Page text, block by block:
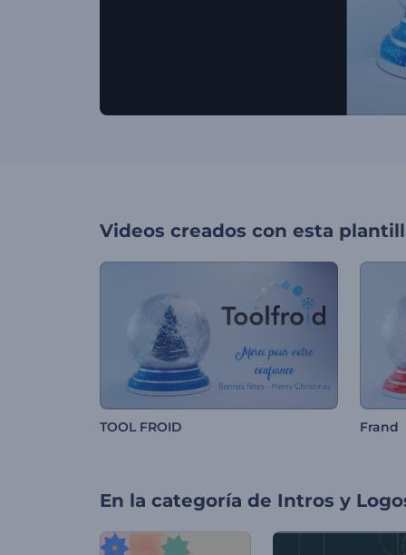
Videos creados con esta
TOOL FROID Frand
En la categoría de Intros y